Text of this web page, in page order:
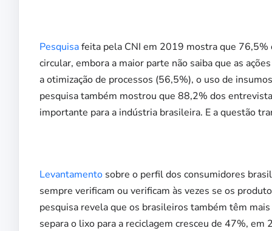
Pesquisafeita pela CNI em 2019 mostra que
circular, embora a maior parte não saiba que as
a otimização de processos (56,5%), o uso de
pesquisa também mostrou que 88,2% dos
importante para a indústria brasileira. E a questão
Levantamento sobre o perfil dos consumidores
sempre verificam ou verificam às vezes se os
pesquisa revela que os brasileiros também têm
separa o lixo para a reciclagem cresceu de 47%, em